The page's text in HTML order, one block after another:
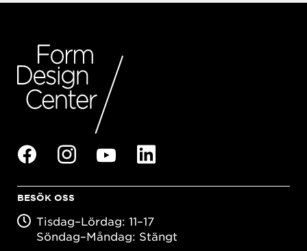
BESÖK OSS
Tisdag–Lördag: 11–17
Söndag–Måndag: Stängt